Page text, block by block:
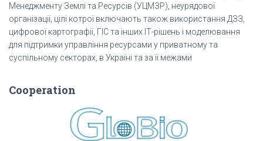
Менеджменту Землі та Ресурсів (УЦМЗР), неурядової
організації, цілі котрої включають також використання ДЗЗ,
цифрової картографії, ГІС та інших ІТ-рішень і моделювання
для підтримки управління ресурсами у приватному та
суспільному секторах, в Україні та за її межами
Cooperation